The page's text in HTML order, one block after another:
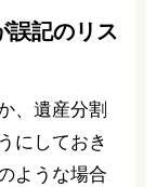
誤記のリス
、遺産分割
にしておき
ような場合